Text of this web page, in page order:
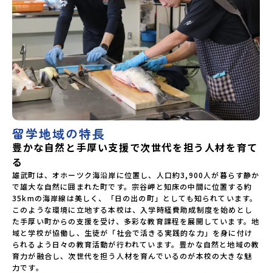
留学地域の特長
豊かな自然と手厚い支援で次世代を担う人材を育て
る
雄武町は、オホーツク海沿岸に位置し、人口約3,900人が暮らす静か
で雄大な自然に囲まれた町です。宗谷岬と知床の中間に位置する約
35kmの海岸線は美しく、「日の出の町」としても知られています。
このような環境に立地する本校は、入学時経費助成制度を始めとし
た手厚い町からの支援を受け、多彩な教育課程を展開しています。地
域と学校が協働し、生徒が「社会で活きる実践的な力」を身に付け
られるよう日々の教育活動が行われています。豊かな自然と地域の教
育力が融合し、次世代を担う人材を育んでいるのが本校の大きな魅
力です。